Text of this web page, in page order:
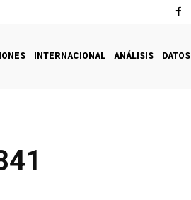
INTERNACIONAL ANÁLISIS DATOS